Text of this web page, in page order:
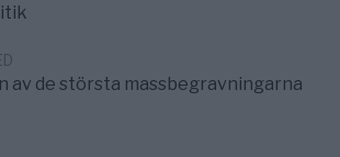
av de största massbegravningarna